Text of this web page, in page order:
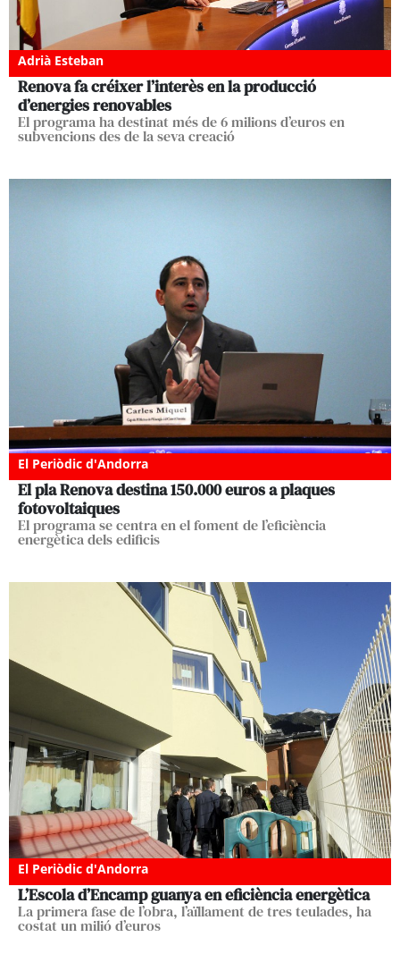
Adrià Esteban
Renova fa créixer l’interès en la producció
d’energies renovables
El programa ha destinat més de 6 milions d’euros en
subvencions des de la seva creació
El Periòdic d'Andorra
El pla Renova destina 150.000 euros a plaques
fotovoltaiques
El programa se centra en el foment de l’eficiència
energètica dels edificis
El Periòdic d'Andorra
L’Escola d’Encamp guanya en eficiència energètica
La primera fase de l’obra, l’aïllament de tres teulades, ha
costat un milió d’euros